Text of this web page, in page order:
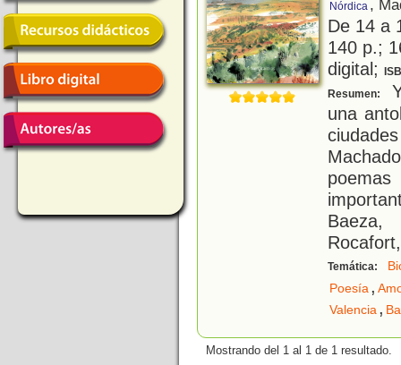
Nórdica ,
De 14 a
140 p.;
digital;
Resumen:
una
Baeza,
Temática:
Poesía,
Valencia,
Mostrando del 1 al 1 de 1 resultado.